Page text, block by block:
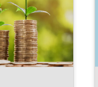
ス DX